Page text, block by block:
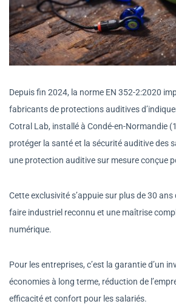
Depuis fin 2024, la norme EN 352-2:2020
fabricants de protections auditives
Cotral Lab, installé à Condé-en-Normandie
protéger la santé et la sécurité auditive des
une protection auditive sur mesure conçue
Cette exclusivité s’appuie sur plus de 30 ans
faire industriel reconnu et une maîtrise
numérique.
Pour les entreprises, c’est la garantie d’un
économies à long terme, réduction de
efficacité et confort pour les salariés.